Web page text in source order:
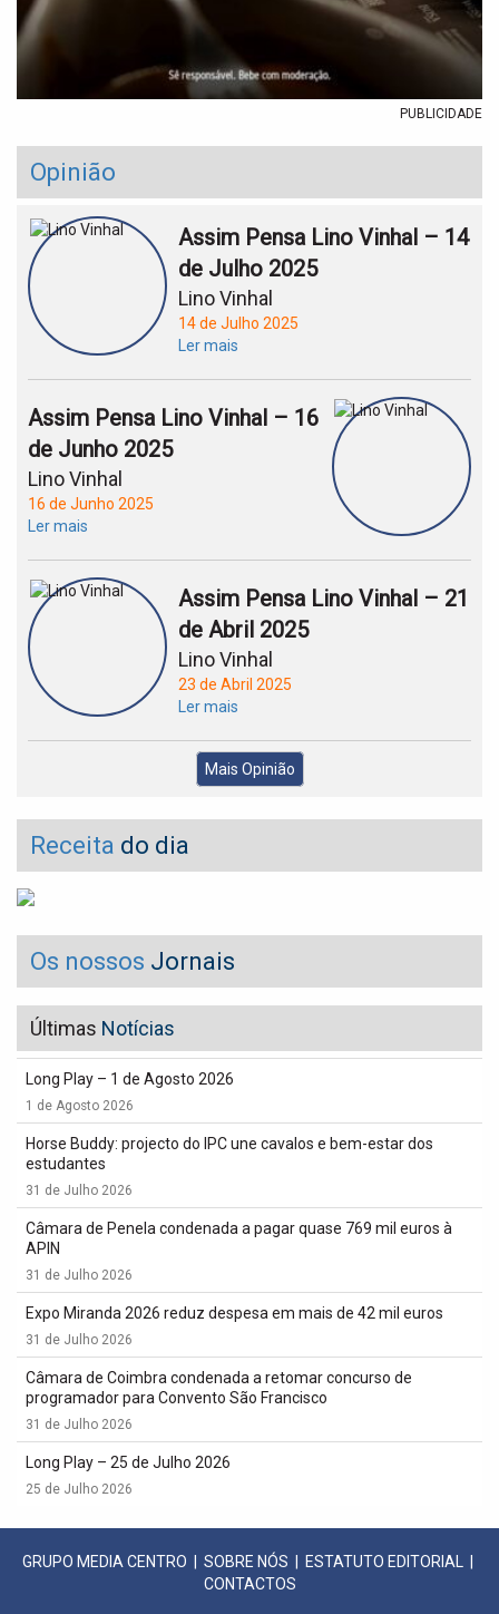
PUBLICIDADE
Opinião
Assim Pensa Lino Vinhal – 14
de Julho 2025
Lino Vinhal
14 de Julho 2025
Ler mais
Assim Pensa Lino Vinhal – 16
de Junho 2025
Lino Vinhal
16 de Junho 2025
Ler mais
Assim Pensa Lino Vinhal – 21
de Abril 2025
Lino Vinhal
23 de Abril 2025
Ler mais
Mais Opinião
Receita do dia
Os nossos Jornais
Últimas Notícias
Long Play – 1 de Agosto 2026
1 de Agosto 2026
Horse Buddy: projecto do IPC une cavalos e bem-estar dos
estudantes
31 de Julho 2026
Câmara de Penela condenada a pagar quase 769 mil euros à
APIN
31 de Julho 2026
Expo Miranda 2026 reduz despesa em mais de 42 mil euros
31 de Julho 2026
Câmara de Coimbra condenada a retomar concurso de
programador para Convento São Francisco
31 de Julho 2026
Long Play – 25 de Julho 2026
25 de Julho 2026
GRUPO MEDIA CENTRO | SOBRE NÓS | ESTATUTO EDITORIAL
|
CONTACTOS